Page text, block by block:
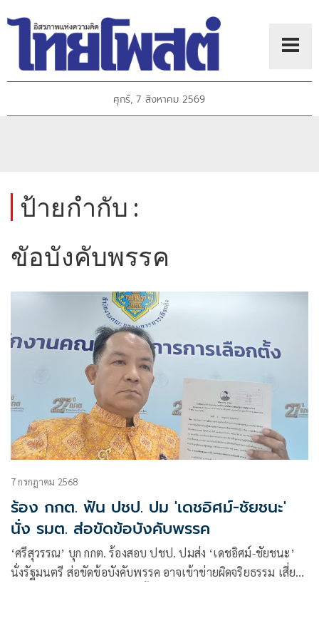
ศุกร์, 7 สิงหาคม 2569
ป้ายกำกับ :
ขัอบังคับพรรค
7 กรกฎาคม 2568
ร้อง กกต. ฟัน ปชป. ปม 'เดชอิศม์-ชัยชนะ'
นั่ง รมต. ส่อขัดข้อบังคับพรรค
‘ศรีสุวรรณ’ บุก กกต. ร้องสอบ ปชป. ปมส่ง ‘เดชอิศม์-ชัยชนะ’
นั่งรัฐมนตรี ส่อขัดข้อบังคับพรรค อาจเข้าข่ายผิดจริยธรรม เสี่ยง